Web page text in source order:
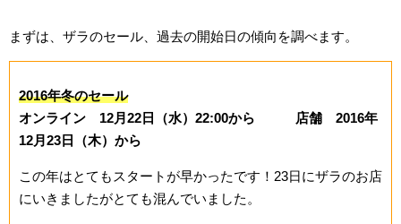
まずは、ザラのセール、過去の開始日の傾向を調べます。
2016年冬のセール
オンライン 12月22日（水）22:00から 店舗 2016年
12月23日（木）から
この年はとてもスタートが早かったです！23日にザラのお店
にいきましたがとても混んでいました。